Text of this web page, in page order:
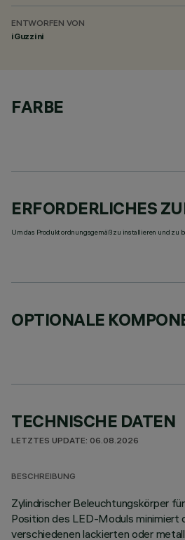
ENTWORFEN VON
iGuzzini
FARBE
ERFORDERLICHES
Um das Produkt ordnungsgemäß zu installieren und zu
OPTIONALE
TECHNISCHE DATEN
LETZTES UPDATE: 06.08.2026
BESCHREIBUNG
Zylindrischer Beleuchtungskörper
Position des LED-Moduls minimiert
verschiedenen lackierten oder